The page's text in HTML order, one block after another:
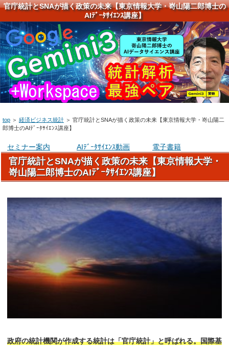
官庁統計とSNAが描く政策の未来【東京情報大学・嵜山陽二郎博士の
AIﾃﾞｰﾀｻｲｴﾝｽ講座】
top ＞ 経済ビジネス統計 ＞ 官庁統計とSNAが描く政策の未来【東京情報大学・嵜山陽二
郎博士のAIﾃﾞｰﾀｻｲｴﾝｽ講座】
セミナー案内 AIﾃﾞｰﾀｻｲｴﾝｽ動画 電子書籍
官庁統計とSNAが描く政策の未来【東京情報大学・
嵜山陽二郎博士のAIﾃﾞｰﾀｻｲｴﾝｽ講座】
政府の統計機関が作成する統計は「官庁統計」と呼ばれる。国際基